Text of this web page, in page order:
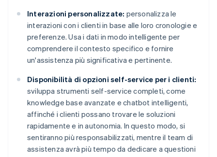
Interazioni personalizzate: personalizza le
interazioni con i clienti in base alle loro cronologie e
preferenze. Usa i dati in modo intelligente per
comprendere il contesto specifico e fornire
un'assistenza più significativa e pertinente.
Disponibilità di opzioni self-service per i clienti:
sviluppa strumenti self-service completi, come
knowledge base avanzate e chatbot intelligenti,
affinché i clienti possano trovare le soluzioni
rapidamente e in autonomia. In questo modo, si
sentiranno più responsabilizzati, mentre il team di
assistenza avrà più tempo da dedicare a questioni